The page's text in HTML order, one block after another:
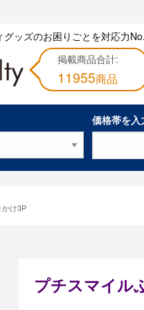
グッズのお困りごとを対応力
掲載商品合計:
11955商品
価格帯を入
け3P
プチスマイル